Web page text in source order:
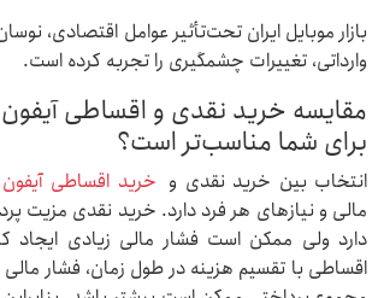
بازار موبایل ایران تحت‌تأثیر عوامل اقتصادی،
وارداتی، تغییرات چشمگیری را تجربه کرده است.
مقایسه خرید نقدی و اقساطی
برای شما مناسب‌تر است؟
انتخاب بین خرید نقدی و خرید اقساطی آیفون
مالی و نیازهای هر فرد دارد. خرید نقدی مزیت
دارد ولی ممکن است فشار مالی زیادی ایجاد
اقساطی با تقسیم هزینه در طول زمان، فشار